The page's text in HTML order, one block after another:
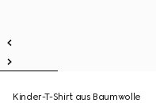
Kinder-T-Shirt aus Baumwolle